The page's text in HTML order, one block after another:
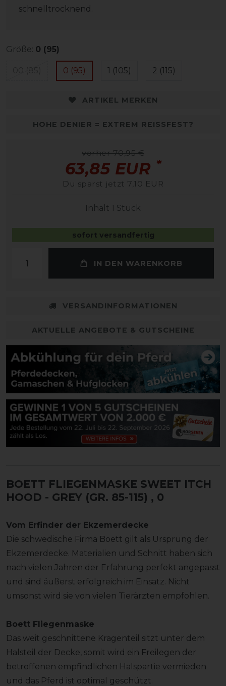
schnelltrocknend.
Größe: 0 (95)
0 (95) 1 (105) 2 (115)
ARTIKEL MERKEN
HOHE DENIER = EXTREM REISSFEST?
vorher 70,95 €
63,85 EUR *
Du sparst jetzt 7,10 EUR
Inhalt 1 Stück
sofort versandfertig
IN DEN WARENKORB
VERSANDINFORMATIONEN
AKTUELLE ANGEBOTE & GUTSCHEINE
BOETT FLIEGENMASKE SWEET ITCH
HOOD - GREY (GR. 85-115) , 0
Vom Erfinder der Ekzemerdecke
Die schwedische Firma Boett gilt als Ursprung der
Ekzemerdecke. Materialien und Schnitt haben sich
nach vielen Jahren der Erfahrung perfekt angepasst
und sind äußerst erfolgreich im Einsatz. Nicht
umsonst wird sie von vielen Tierärzten empfohlen.
Boett Fliegenmaske
Das weit geschnittene Kragenteil sitzt unter dem
Halsteil der Decke, somit wird ein Freilegen der
betroffenen empfindlichen Halspartie vermieden
und das Pferd ist optimal geschützt.